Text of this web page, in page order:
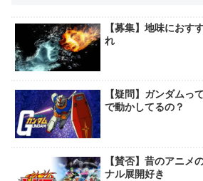
【募集】地味におす
れ
【疑問】ガンダムっ
で動かしてるの？
【賛否】昔のアニメ
ナル展開好き